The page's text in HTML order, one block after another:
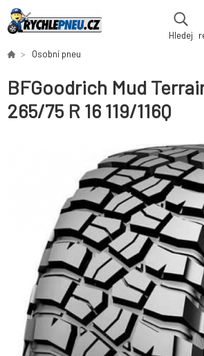
Hledej
Osobní pneu
BFGoodrich Mud
265/75 R 16 119/116Q